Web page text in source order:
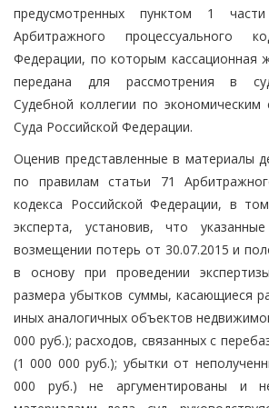
предусмотренных пунктом 1
Арбитражного процессуального
Федерации, по которым
передана для рассмотрения в
Судебной коллегии по экономическим
Суда Российской Федерации.
Оценив представленные в материалы
по правилам статьи 71
кодекса Российской Федерации, в
эксперта, установив, что
возмещении потерь от 30.07.2015 и
в основу при проведении
размера убытков суммы, касающиеся
иных аналогичных объектов
000 руб.); расходов, связанных с
(1 000 000 руб.); убытки от
000 руб.) не аргументированы и